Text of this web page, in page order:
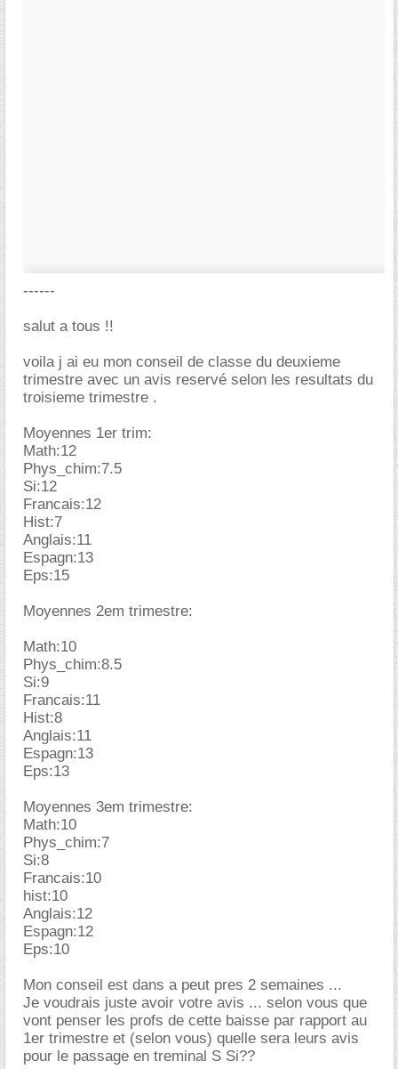
------
salut a tous !!
voila j ai eu mon conseil de classe du deuxieme
trimestre avec un avis reservé selon les resultats du
troisieme trimestre .
Moyennes 1er trim:
Math:12
Phys_chim:7.5
Si:12
Francais:12
Hist:7
Anglais:11
Espagn:13
Eps:15
Moyennes 2em trimestre:
Math:10
Phys_chim:8.5
Si:9
Francais:11
Hist:8
Anglais:11
Espagn:13
Eps:13
Moyennes 3em trimestre:
Math:10
Phys_chim:7
Si:8
Francais:10
hist:10
Anglais:12
Espagn:12
Eps:10
Mon conseil est dans a peut pres 2 semaines ...
Je voudrais juste avoir votre avis ... selon vous que
vont penser les profs de cette baisse par rapport au
1er trimestre et (selon vous) quelle sera leurs avis
pour le passage en treminal S Si??